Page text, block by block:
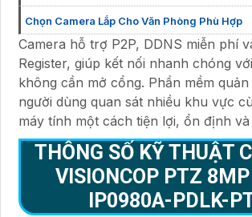
Chọn Camera Lắp Cho Văn Phòng Phù Hợp
Camera hỗ trợ P2P, DDNS miễn phí
Register, giúp kết nối nhanh chóng
không cần mở cổng. Phần mềm
người dùng quan sát nhiều khu vực
máy tính một cách tiện lợi, ổn định
THÔNG SỐ KỸ THUẬT
VISIONCOP PTZ
IP0980A-PDLK-